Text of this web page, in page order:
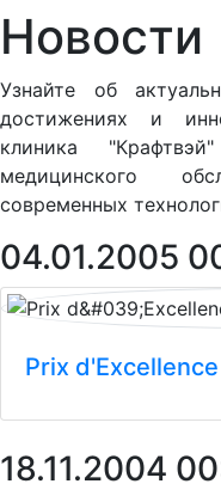
Новости
Узнайте об
достижениях и
клиника
медицинского
современных
04.01.2005
Prix
18.11.2004